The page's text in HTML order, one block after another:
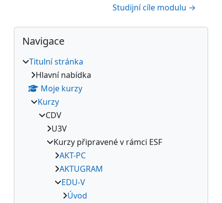
Studijní cíle modulu →
Bloky
Přeskočit: Navigace
Navigace
Titulní stránka
Hlavní nabídka
Moje kurzy
Kurzy
CDV
U3V
Kurzy připravené v rámci ESF
AKT-PC
AKTUGRAM
EDU-V
Úvod